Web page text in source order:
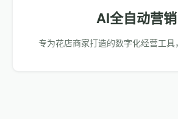
AI全自动营销
专为花店商家打造的数字化经营工